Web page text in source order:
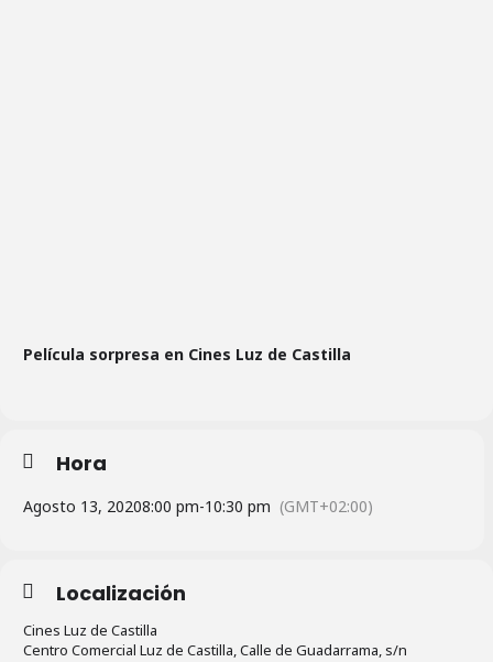
Película sorpresa en Cines Luz de Castilla
Hora
Agosto 13, 20208:00 pm-10:30 pm (GMT+02:00)
Localización
Cines Luz de Castilla
Centro Comercial Luz de Castilla, Calle de Guadarrama, s/n